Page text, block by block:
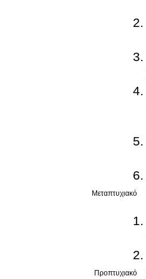
Μεταπτυχιακό
Προπτυχιακό